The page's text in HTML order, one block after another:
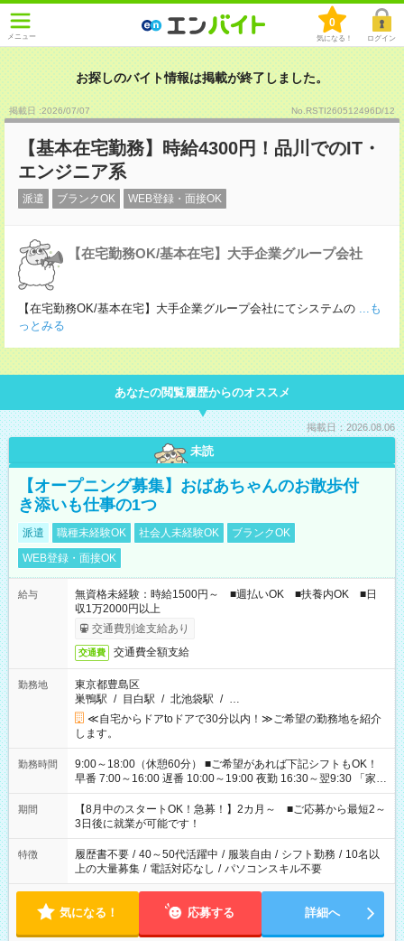
メニュー
0
気になる！ ログイン
お探しのバイト情報は掲載が終了しました。
掲載日 :2026/07/07 No.RSTI260512496D/12
【基本在宅勤務】時給4300円！品川でのIT・
エンジニア系
派遣 ブランクOK WEB登録・面接OK
【在宅勤務OK/基本在宅】大手企業グループ会社
【在宅勤務OK/基本在宅】大手企業グループ会社にてシステムの ...も
っとみる
あなたの閲覧履歴からのオススメ
掲載日：2026.08.06
未読
【オープニング募集】おばあちゃんのお散歩付
き添いも仕事の1つ
派遣 職種未経験OK 社会人未経験OK
ブランクOK
WEB登録・面接OK
給与
無資格未経験：時給1500円～ ■週払いOK ■扶養内OK ■日
収1万2000円以上
交通費別途支給あり
交通費 交通費全額支給
勤務地
東京都豊島区
巣鴨駅 / 目白駅 / 北池袋駅 / …
≪自宅からドアtoドアで30分以内！≫ご希望の勤務地を紹介
します。
勤務時間
9:00～18:00（休憩60分） ■ご希望があれば下記シフトもOK！
早番 7:00～16:00 遅番 10:00～19:00 夜勤 16:30～翌9:30 「家族
と休みを合わせたい」 「余裕を持って夕飯の準備がしたい」
「できれば残業はしたくない」 など、ご希望を教えてください
ね。 ※Wワーク希望の方へ 今ご覧のお仕事で希望する勤務時間
と、もう1つのお仕事の勤務時間。 合計で週40時間を超える場
合は応募できません。
期間
【8月中のスタートOK！急募！】2カ月～ ■ご応募から最短2～
3日後に就業が可能です！
特徴 履歴書不要 / 40～50代活躍中 / 服装自由 / シフト勤務 / 10名以
上の大量募集 / 電話対応なし / パソコンスキル不要
気になる！ 応募する 詳細へ